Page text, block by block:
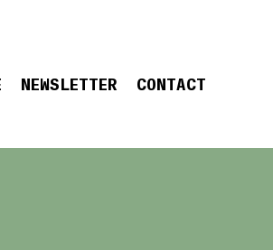
NEWSLETTER CONTACT